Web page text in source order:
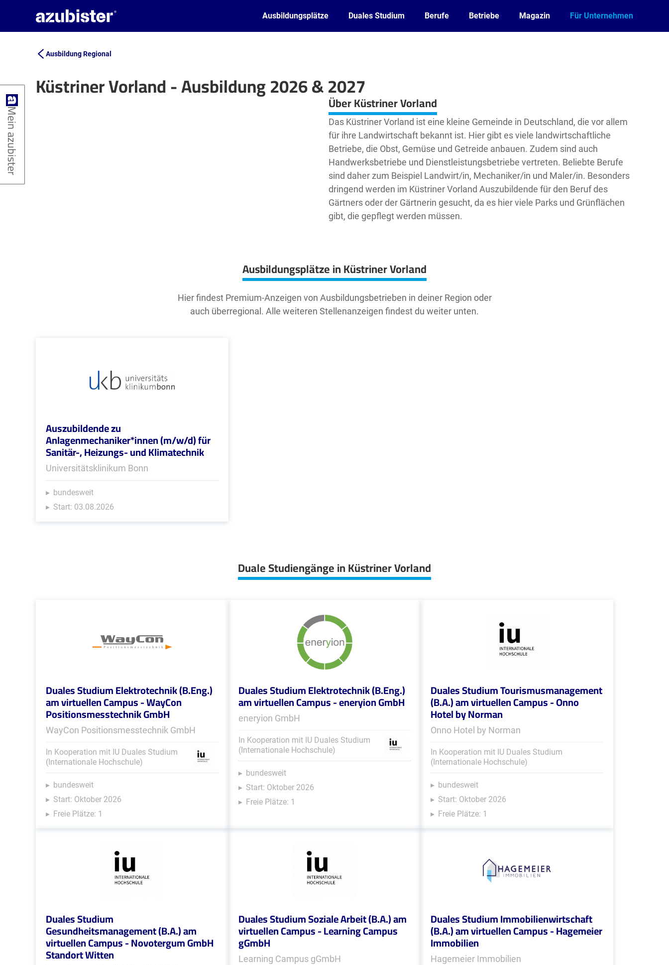
Ausbildungsplätze Duales Studium Berufe Betriebe Magazin Für Unternehmen
Ausbildung Regional
Küstriner Vorland - Ausbildung 2026 & 2027
Leaflet| ©OpenStreetMap2contributors Über Küstriner Vorland
Das Küstriner Vorland ist eine kleine Gemeinde in Deutschland, die vor allem
für ihre Landwirtschaft bekannt ist. Hier gibt es viele landwirtschaftliche
Betriebe, die Obst, Gemüse und Getreide anbauen. Zudem sind auch
Handwerksbetriebe und Dienstleistungsbetriebe vertreten. Beliebte Berufe
sind daher zum Beispiel Landwirt/in, Mechaniker/in und Maler/in. Besonders
dringend werden im Küstriner Vorland Auszubildende für den Beruf des
Gärtners oder der Gärtnerin gesucht, da es hier viele Parks und Grünflächen
gibt, die gepflegt werden müssen.
Ausbildungsplätze in Küstriner Vorland
Hier findest Premium-Anzeigen von Ausbildungsbetrieben in deiner Region oder
auch überregional. Alle weiteren Stellenanzeigen findest du weiter unten.
Auszubildende zu
Anlagenmechaniker*innen (m/w/d) für
Sanitär-, Heizungs- und Klimatechnik
Universitätsklinikum Bonn
bundesweit
Start: 03.08.2026
Duale Studiengänge in Küstriner Vorland
Duales Studium Elektrotechnik (B.Eng.)
am virtuellen Campus - WayCon
Positionsmesstechnik GmbH
WayCon Positionsmesstechnik GmbH
In Kooperation mit IU Duales Studium
(Internationale Hochschule)
bundesweit
Start: Oktober 2026
Freie Plätze: 1
Duales Studium Elektrotechnik (B.Eng.)
am virtuellen Campus - eneryion GmbH
eneryion GmbH
In Kooperation mit IU Duales Studium
(Internationale Hochschule)
bundesweit
Start: Oktober 2026
Freie Plätze: 1
Duales Studium Tourismusmanagement
(B.A.) am virtuellen Campus - Onno
Hotel by Norman
Onno Hotel by Norman
In Kooperation mit IU Duales Studium
(Internationale Hochschule)
bundesweit
Start: Oktober 2026
Freie Plätze: 1
Duales Studium
Gesundheitsmanagement (B.A.) am
virtuellen Campus - Novotergum GmbH
Standort Witten
Duales Studium Soziale Arbeit (B.A.) am
virtuellen Campus - Learning Campus
gGmbH
Learning Campus gGmbH
Duales Studium Immobilienwirtschaft
(B.A.) am virtuellen Campus - Hagemeier
Immobilien
Hagemeier Immobilien
Mein azubister